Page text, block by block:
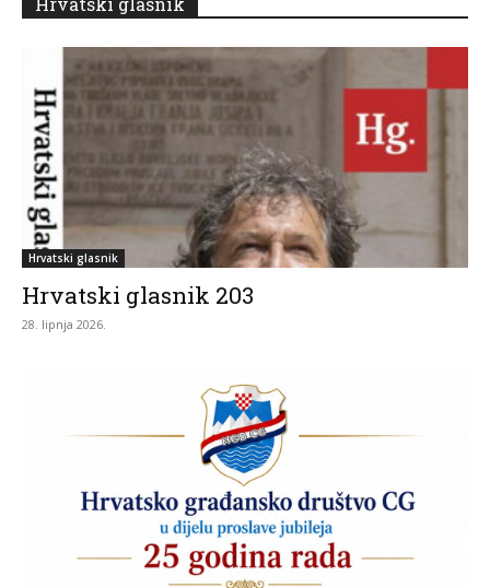
Hrvatski glasnik
Hrvatski glasnik 203
28. lipnja 2026.